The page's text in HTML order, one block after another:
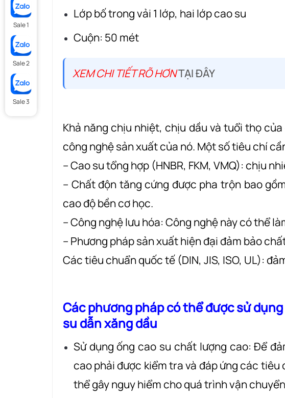
Lớp bố trong vải 1 lớp, hai lớp cao su
Cuộn: 50 mét
XEM CHI TIẾT RÕ HƠNTẠI ĐÂY
Khả năng chịu nhiệt, chịu dầu và tuổi thọ
công nghệ sản xuất của nó. Một số tiêu chí
– Cao su tổng hợp (HNBR, FKM, VMQ): chịu
– Chất độn tăng cứng được pha trộn bao
cao độ bền cơ học.
– Công nghệ lưu hóa: Công nghệ này có thể
– Phương pháp sản xuất hiện đại đảm bảo
Các tiêu chuẩn quốc tế (DIN, JIS, ISO, UL):
Các phương pháp có thể được sử
su dẫn xăng dầu
Sử dụng ống cao su chất lượng cao: Để
cao phải được kiểm tra và đáp ứng các
thể gây nguy hiểm cho quá trình vận
Sale 1
Sale 2
Sale 3